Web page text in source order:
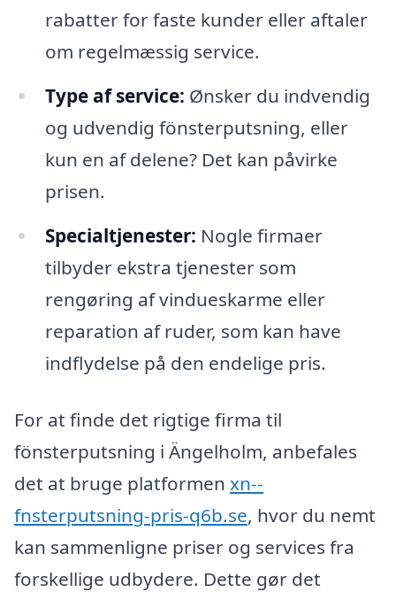
rabatter for faste kunder eller aftaler
om regelmæssig service.
Type af service: Ønsker du indvendig
og udvendig fönsterputsning, eller
kun en af delene? Det kan påvirke
prisen.
Specialtjenester: Nogle firmaer
tilbyder ekstra tjenester som
rengøring af vindueskarme eller
reparation af ruder, som kan have
indflydelse på den endelige pris.
For at finde det rigtige firma til
fönsterputsning i Ängelholm, anbefales
det at bruge platformen xn--
fnsterputsning-pris-q6b.se, hvor du nemt
kan sammenligne priser og services fra
forskellige udbydere. Dette gør det